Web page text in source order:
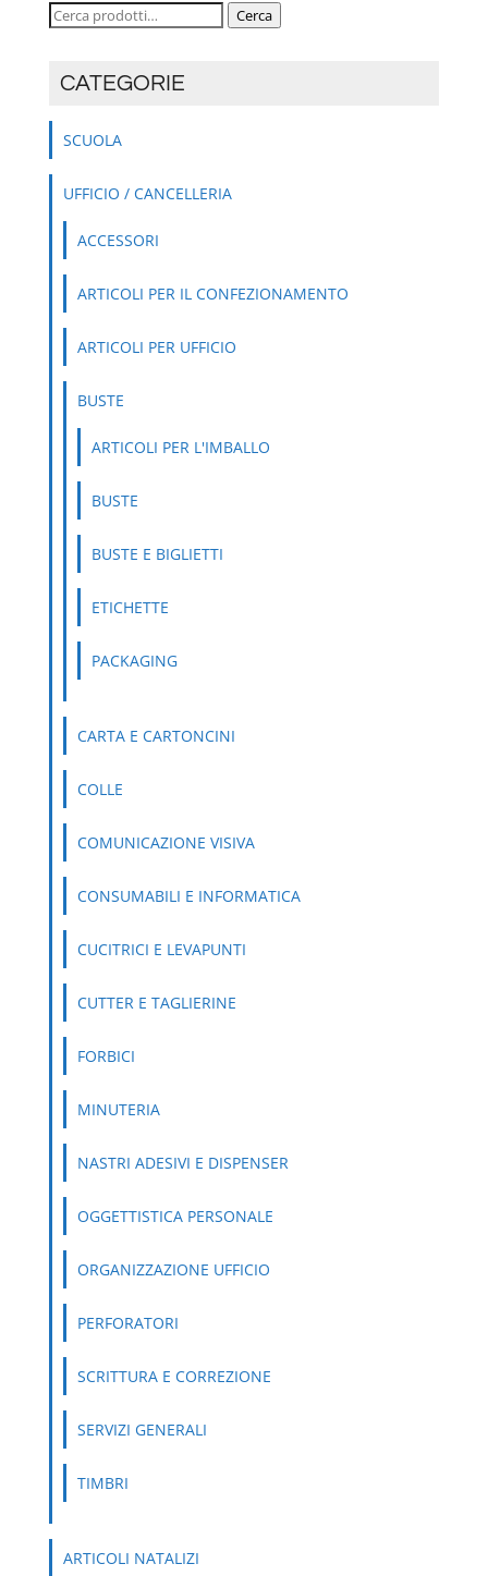
Cerca: Cerca
CATEGORIE
SCUOLA
UFFICIO / CANCELLERIA
ACCESSORI
ARTICOLI PER IL CONFEZIONAMENTO
ARTICOLI PER UFFICIO
BUSTE
ARTICOLI PER L'IMBALLO
BUSTE
BUSTE E BIGLIETTI
ETICHETTE
PACKAGING
CARTA E CARTONCINI
COLLE
COMUNICAZIONE VISIVA
CONSUMABILI E INFORMATICA
CUCITRICI E LEVAPUNTI
CUTTER E TAGLIERINE
FORBICI
MINUTERIA
NASTRI ADESIVI E DISPENSER
OGGETTISTICA PERSONALE
ORGANIZZAZIONE UFFICIO
PERFORATORI
SCRITTURA E CORREZIONE
SERVIZI GENERALI
TIMBRI
ARTICOLI NATALIZI